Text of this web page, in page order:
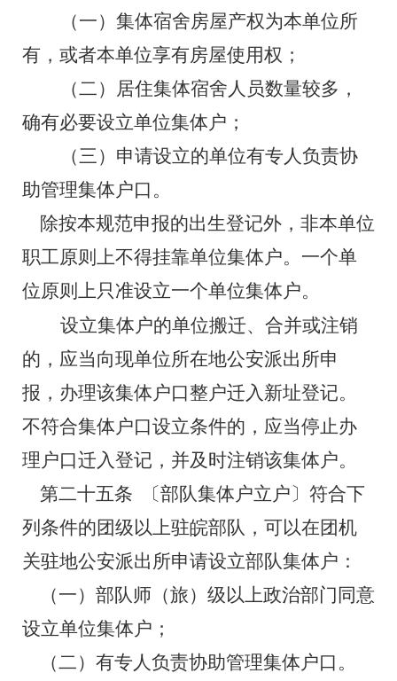
（一）集体宿舍房屋产权为本单位所
有，或者本单位享有房屋使用权；
（二）居住集体宿舍人员数量较多，
确有必要设立单位集体户；
（三）申请设立的单位有专人负责协
助管理集体户口。
除按本规范申报的出生登记外，非本单位
职工原则上不得挂靠单位集体户。一个单
位原则上只准设立一个单位集体户。
设立集体户的单位搬迁、合并或注销
的，应当向现单位所在地公安派出所申
报，办理该集体户口整户迁入新址登记。
不符合集体户口设立条件的，应当停止办
理户口迁入登记，并及时注销该集体户。
第二十五条
〔部队集体户立户〕符合下
列条件的团级以上驻皖部队，可以在团机
关驻地公安派出所申请设立部队集体户：
（一）部队师（旅）级以上政治部门同意
设立单位集体户；
（二）有专人负责协助管理集体户口。